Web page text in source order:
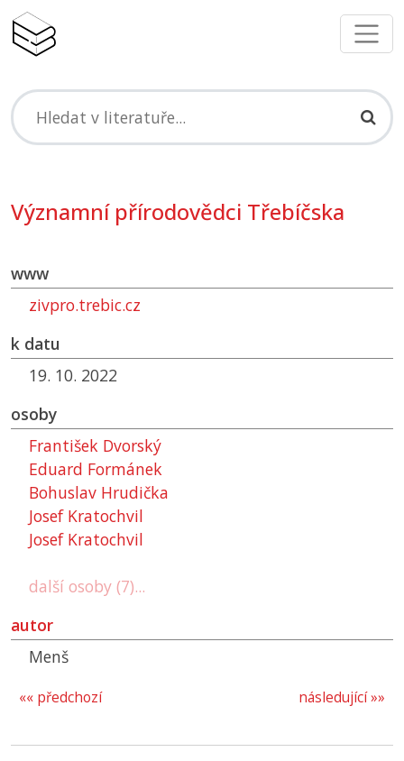
Významní přírodovědci Třebíčska
www
zivpro.trebic.cz
k datu
19. 10. 2022
osoby
František Dvorský
Eduard Formánek
Bohuslav Hrudička
Josef Kratochvil
Josef Kratochvil
další osoby (7)...
autor
Menš
následující »»
«« předchozí